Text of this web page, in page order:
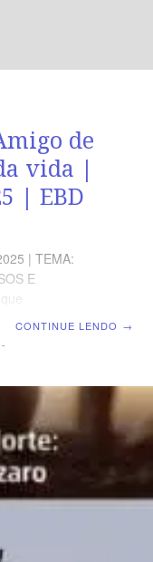
de
vida |
| EBD
| TEMA:
E
sono”. João
de Cristo é
e ser Seu
a amizade
de
CONTINUE LENDO →